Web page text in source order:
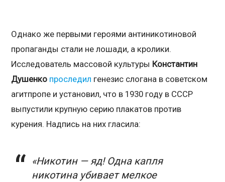
Однако же первыми героями антиникотиновой
пропаганды стали не лошади, а кролики.
Исследователь массовой культуры Константин
Душенко проследил генезис слогана в советском
агитпропе и установил, что в 1930 году в СССР
выпустили крупную серию плакатов против
курения. Надпись на них гласила:
«Никотин — яд! Одна капля
никотина убивает мелкое